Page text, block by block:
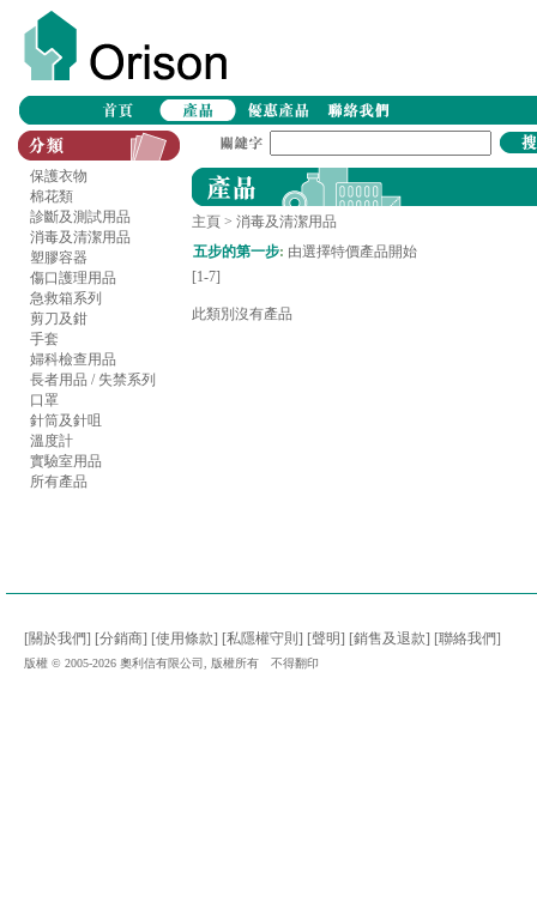
保護衣物
棉花類
診斷及測試用品
消毒及清潔用品
塑膠容器
傷口護理用品
急救箱系列
剪刀及鉗
手套
婦科檢查用品
長者用品 / 失禁系列
口罩
針筒及針咀
溫度計
實驗室用品
所有產品
主頁 > 消毒及清潔用品
五步的第一步: 由選擇特價產品開始
[1-7]
此類別沒有產品
[關於我們] [分銷商] [使用條款] [私隱權守則] [聲明] [銷售及退款] [聯絡我們]
版權 © 2005-2026 奧利信有限公司, 版權所有 不得翻印